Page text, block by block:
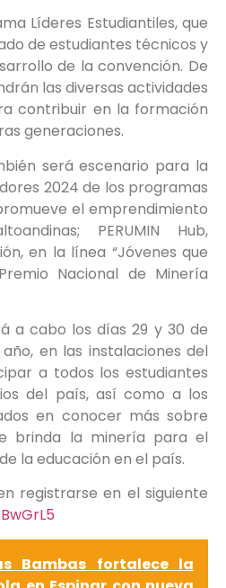
Líderes Estudiantiles, que
de estudiantes técnicos y
de la convención. De
las diversas actividades
contribuir en la formación
generaciones.
será escenario para la
2024 de los programas
el emprendimiento
PERUMIN Hub,
en la línea “Jóvenes que
Nacional de Minería
a cabo los días 29 y 30 de
en las instalaciones del
a todos los estudiantes
del país, así como a los
en conocer más sobre
brinda la minería para el
la educación en el país.
registrarse en el siguiente
Bambas fortalece la